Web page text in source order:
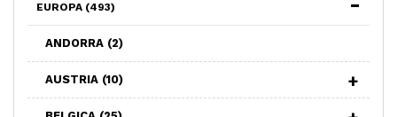
EUROPA (493)
ANDORRA (2)
AUSTRIA (10)